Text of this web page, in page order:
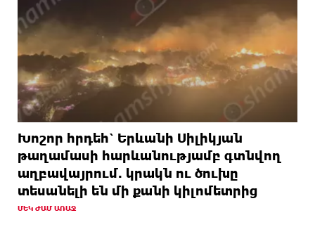
Խոշոր հրդեհ՝ Երևանի Սիլիկյան
թաղամասի հարևանությամբ գտնվող
աղբավայրում. կրակն ու ծուխը
տեսանելի են մի քանի կիլոմետրից
ՄԵԿ ԺԱՄ ԱՌԱՋ